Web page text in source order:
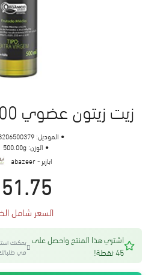
زيت زيتون عضوي 500مل - Native
51.75
السعر شامل
الموديل:
الوزن: 500.00g
ابازير - abazeer
اشتري هذا المنتج واحصل على
45 نقطة!
يمكنك
في